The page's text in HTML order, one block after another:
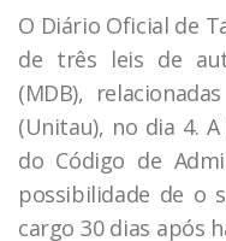
O Diário Oficial de
de três leis de
(MDB),
(Unitau), no dia 4.
do Código de
possibilidade de o
cargo 30 dias após